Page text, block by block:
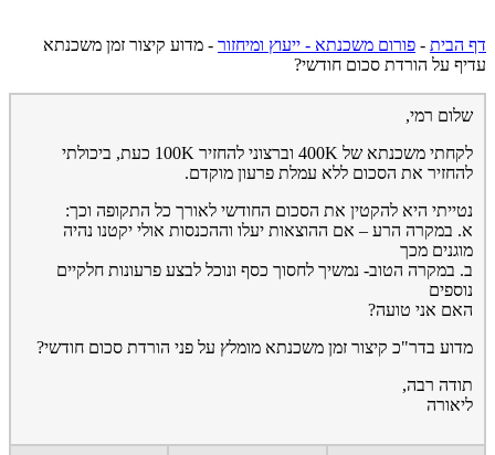
דף הבית - פורום משכנתא - ייעוץ ומיחזור - מדוע קיצור זמן משכנתא
עדיף על הורדת סכום חודשי?
שלום רמי,
לקחתי משכנתא של 400K וברצוני להחזיר 100K כעת, ביכולתי
להחזיר את הסכום ללא עמלת פרעון מוקדם.
נטייתי היא להקטין את הסכום החודשי לאורך כל התקופה וכך:
א. במקרה הרע – אם ההוצאות יעלו וההכנסות אולי יקטנו נהיה
מוגנים מכך
ב. במקרה הטוב- נמשיך לחסוך כסף ונוכל לבצע פרעונות חלקיים
נוספים
האם אני טועה?
מדוע בדר"כ קיצור זמן משכנתא מומלץ על פני הורדת סכום חודשי?
תודה רבה,
ליאורה